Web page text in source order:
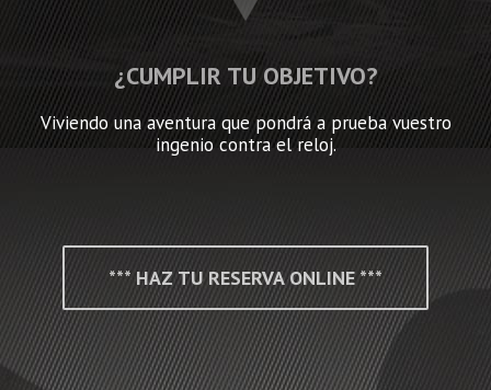
¿CUMPLIR TU OBJETIVO?
Viviendo una aventura que pondrá a prueba vuestro
ingenio contra el reloj.
*** HAZ TU RESERVA ONLINE ***